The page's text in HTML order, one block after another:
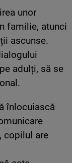
unor
familie, atunci
ascunse.
adulți, să se
înlocuiască
copilul are